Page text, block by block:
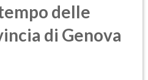
delle
di Genova